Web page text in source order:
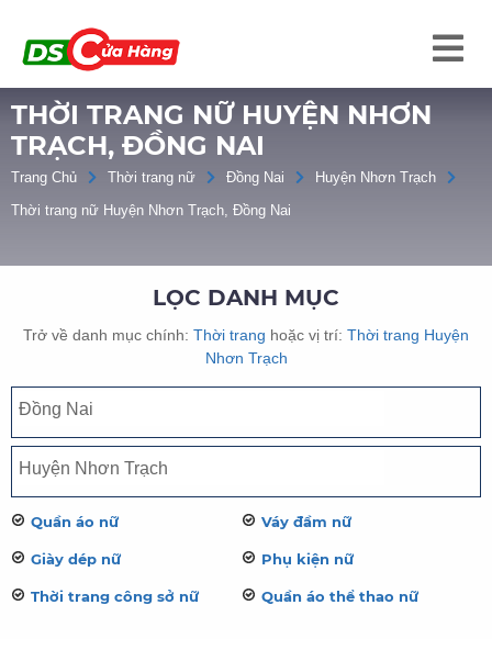
THỜI TRANG NỮ HUYỆN NHƠN
TRẠCH, ĐỒNG NAI
Trang Chủ Thời trang nữ Đồng Nai
Huyện Nhơn Trạch
Thời trang nữ Huyện Nhơn Trạch, Đồng Nai
LỌC DANH MỤC
Trở về danh mục chính: Thời trang hoặc vị trí: Thời trang Huyện
Nhơn Trạch
Quần áo nữ Váy đầm nữ
Giày dép nữ Phụ kiện nữ
Thời trang công sở nữ Quần áo thể thao nữ